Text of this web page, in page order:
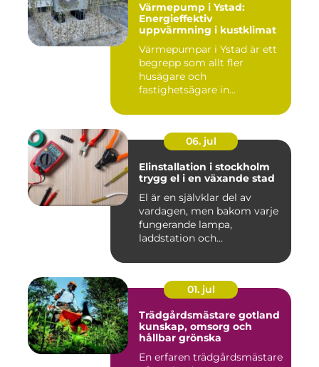
Värmepump i Ystad:
Energieffektiv
uppvärmning i kustklimat
Värmepumpar i Ystad är ett
begrepp som allt fler
husägare och
fastighetsägare in...
06. jul
Elinstallation i stockholm
trygg el i en växande stad
El är en självklar del av
vardagen, men bakom varje
fungerande lampa,
laddstation och
01. jul
Trädgårdsmästare gotland
kunskap, omsorg och
hållbar grönska
En erfaren trädgårdsmästare